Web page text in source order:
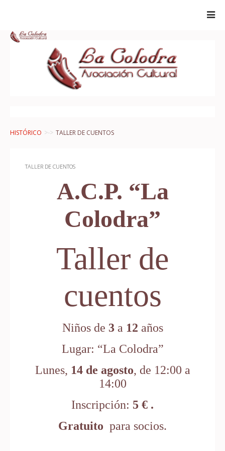
HISTÓRICO TALLER DE CUENTOS
TALLER DE CUENTOS
A.C.P. “La
Colodra”
Taller de
cuentos
Niños de 3a 12 años
Lugar: “La Colodra”
Lunes, 14 de agosto, de 12:00 a
14:00
Inscripción: 5 € .
Gratuito para socios.